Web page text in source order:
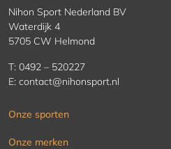
Nihon Sport Nederland BV
Waterdijk 4
5705 CW Helmond
T: 0492 – 520227
E: contact@nihonsport.nl
Onze sporten
Onze merken